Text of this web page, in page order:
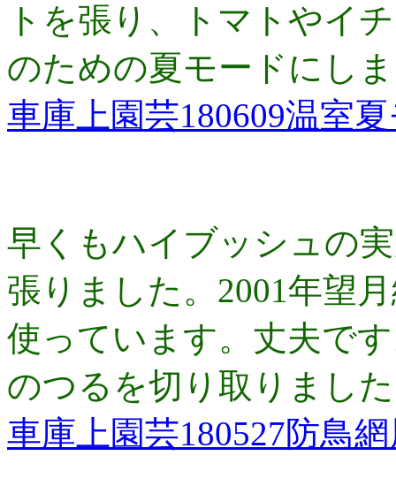
トを張り、トマトやイ
のための夏モードにし
車庫上園芸180609温室
早くもハイブッシュの
張りました。2001年望
使っています。丈夫で
のつるを切り取りまし
車庫上園芸180527防鳥